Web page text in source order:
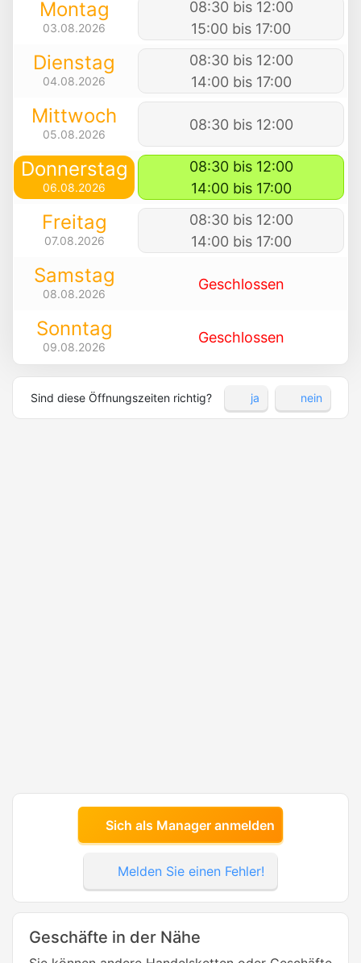
Montag
03.08.2026
08:30 bis 12:00
15:00 bis 17:00
Dienstag
04.08.2026
08:30 bis 12:00
14:00 bis 17:00
Mittwoch
05.08.2026
08:30 bis 12:00
Donnerstag
06.08.2026
08:30 bis 12:00
14:00 bis 17:00
Freitag
07.08.2026
08:30 bis 12:00
14:00 bis 17:00
Samstag
08.08.2026
Geschlossen
Sonntag
09.08.2026
Geschlossen
Sind diese Öffnungszeiten richtig? ja nein
Sich als Manager anmelden
Melden Sie einen Fehler!
Geschäfte in der Nähe